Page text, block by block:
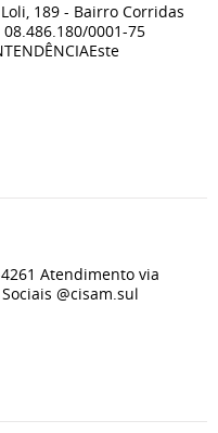
189 - Bairro Corridas
08.486.180/0001-75
Atendimento via
@cisam.sul